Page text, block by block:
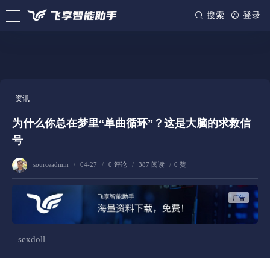
/www/wwwroot/firsource.cn/usr/themes/spimes/header.php on line
" style="--theme: #FF9900;">
搜索 登录
资讯
为什么你总在梦里“单曲循环”？这是大脑的求救信
号
sourceadmin / 04-27 / 0 评论 / 387 阅读 / 0 赞
sexdoll